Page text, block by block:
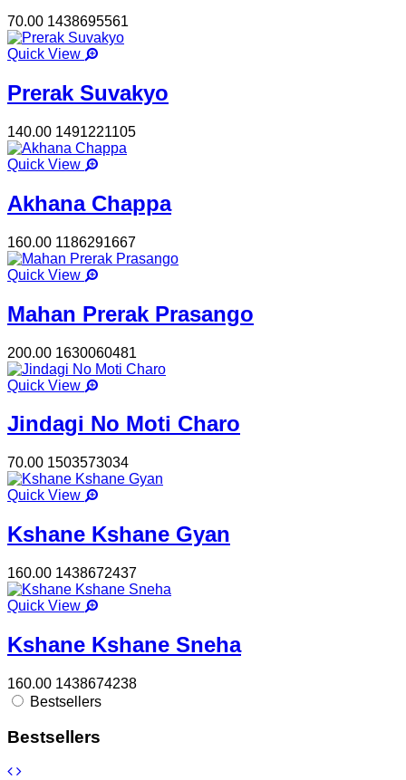
70.00 1438695561
Quick View
Prerak Suvakyo
140.00 1491221105
Quick View
Akhana Chappa
160.00 1186291667
Quick View
Mahan Prerak Prasango
200.00 1630060481
Quick View
Jindagi No Moti Charo
70.00 1503573034
Quick View
Kshane Kshane Gyan
160.00 1438672437
Quick View
Kshane Kshane Sneha
160.00 1438674238
Bestsellers
Bestsellers